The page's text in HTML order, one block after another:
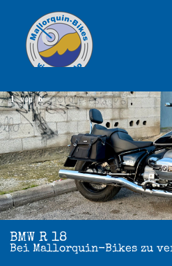
BMW R 18
Bei Mallorquin-Bikes zu
1 von 6